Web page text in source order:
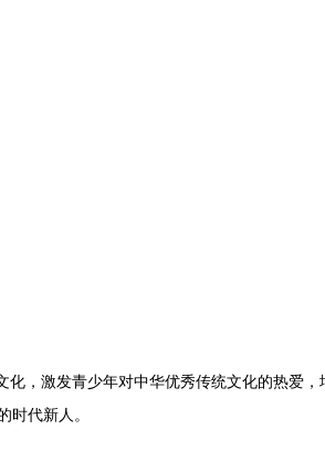
，激发青少年对中华优秀传统文化的热爱
时代新人。